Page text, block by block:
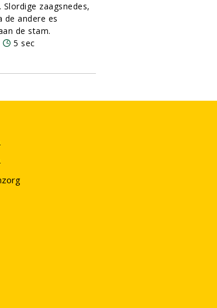
Slordige zaagsnedes,
de andere es
de stam.
5 sec